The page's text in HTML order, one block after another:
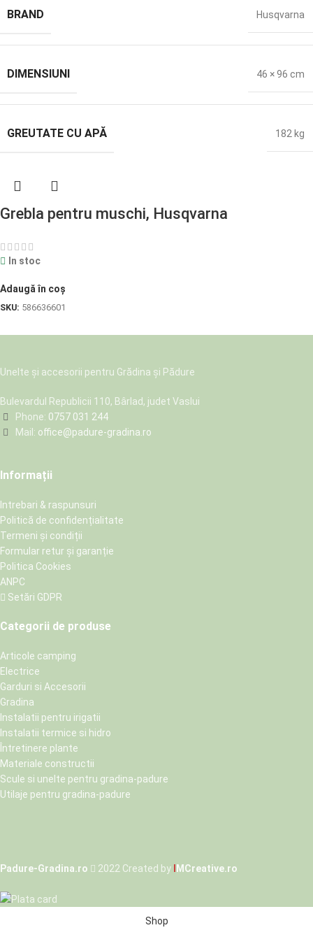
BRAND Husqvarna
DIMENSIUNI 46 × 96 cm
GREUTATE CU APĂ 182 kg
Grebla pentru muschi, Husqvarna
In stoc
Adaugă în coș
SKU: 586636601
Unelte și accesorii pentru Grădina și Pădure
Bulevardul Republicii 110, Bârlad, judet Vaslui
Phone: 0757 031 244
Mail: office@padure-gradina.ro
Informații
Intrebari & raspunsuri
Politică de confidențialitate
Termeni și condiții
Formular retur și garanție
Politica Cookies
ANPC
Setări GDPR
Categorii de produse
Articole camping
Electrice
Garduri si Accesorii
Gradina
Instalatii pentru irigatii
Instalatii termice si hidro
Întretinere plante
Materiale constructii
Scule si unelte pentru gradina-padure
Utilaje pentru gradina-padure
Padure-Gradina.ro 2022 Created by MCreative.ro
Shop